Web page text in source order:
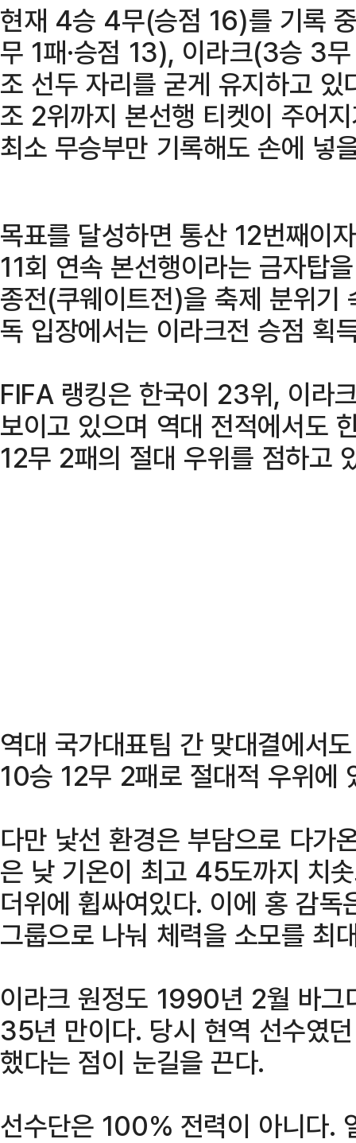
현재 4승 4무(승점 16)를 기록
무 1패·승점 13), 이라크(3승 3
조 선두 자리를 굳게 유지하고
조 2위까지 본선행 티켓이 주어
최소 무승부만 기록해도 손에 넣
목표를 달성하면 통산 12번째이
11회 연속 본선행이라는 금자탑
종전(쿠웨이트전)을 축제 분위기
독 입장에서는 이라크전 승점 획
FIFA 랭킹은 한국이 23위, 이라
보이고 있으며 역대 전적에서도
12무 2패의 절대 우위를 점하고
역대 국가대표팀 간 맞대결에서
10승 12무 2패로 절대적 우위에
다만 낯선 환경은 부담으로 다가
은 낮 기온이 최고 45도까지 치
더위에 휩싸여있다. 이에 홍 감
그룹으로 나눠 체력을 소모를 최
이라크 원정도 1990년 2월 바그
35년 만이다. 당시 현역 선수였
했다는 점이 눈길을 끈다.
선수단은 100% 전력이 아니다.